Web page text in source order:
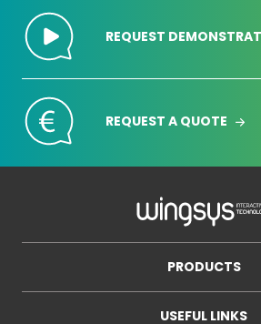
REQUEST
REQUEST A QUOTE
PRODUCTS
USEFUL LINKS